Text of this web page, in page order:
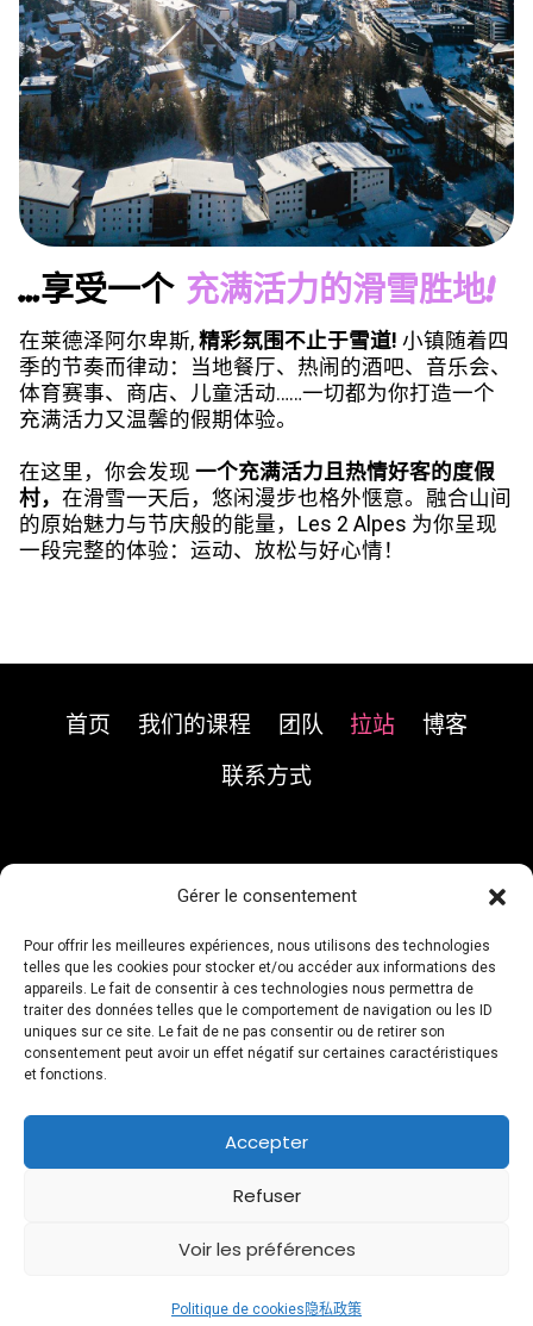
Gérer le consentement
Pour offrir les meilleures expériences, nous utilisons des technologies
telles que les cookies pour stocker et/ou accéder aux informations des
appareils. Le fait de consentir à ces technologies nous permettra de
traiter des données telles que le comportement de navigation ou les ID
uniques sur ce site. Le fait de ne pas consentir ou de retirer son
consentement peut avoir un effet négatif sur certaines caractéristiques
et fonctions.
Accepter
Refuser
Voir les préférences
Politique de cookies 隐私政策
...享受一个 充满活力的滑雪胜地!
在莱德泽阿尔卑斯, 精彩氛围不止于雪道! 小镇随着四
季的节奏而律动：当地餐厅、热闹的酒吧、音乐会、
体育赛事、商店、儿童活动……一切都为你打造一个
充满活力又温馨的假期体验。
在这里，你会发现 一个充满活力且热情好客的度假
村， 在滑雪一天后，悠闲漫步也格外惬意。融合山间
的原始魅力与节庆般的能量，Les 2 Alpes 为你呈现
一段完整的体验：运动、放松与好心情！
首页 我们的课程 团队 拉站
博客
联系方式